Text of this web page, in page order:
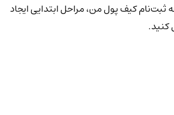
ثبت‌نام کیف‌ پول من، مراحل ابتدایی ایجاد